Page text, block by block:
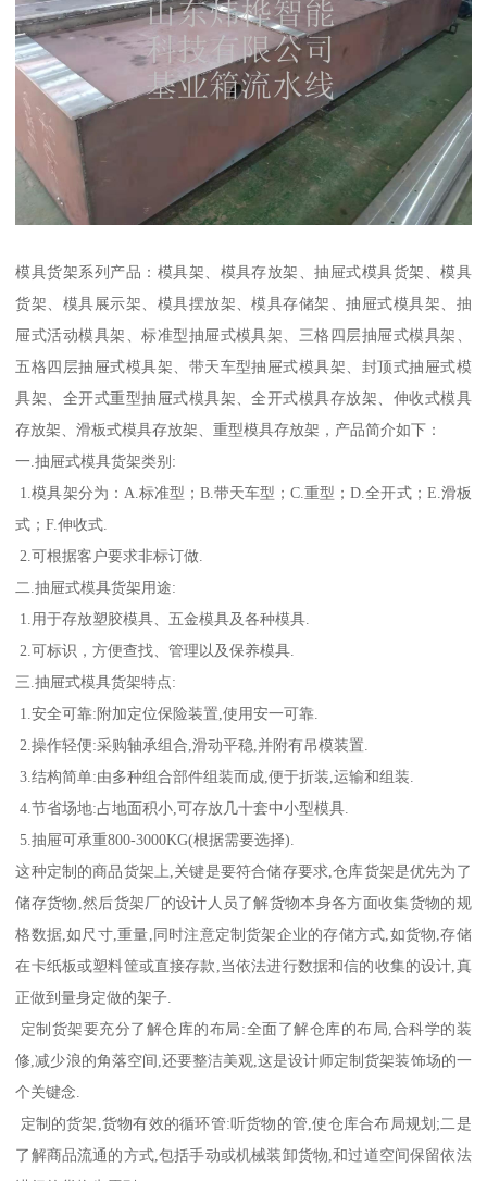
模具货架系列产品：模具架、模具存放架、抽屉式模具货架、模具
货架、模具展示架、模具摆放架、模具存储架、抽屉式模具架、抽
屉式活动模具架、标准型抽屉式模具架、三格四层抽屉式模具架、
五格四层抽屉式模具架、带天车型抽屉式模具架、封顶式抽屉式模
具架、全开式重型抽屉式模具架、全开式模具存放架、伸收式模具
存放架、滑板式模具存放架、重型模具存放架，产品简介如下：
一.抽屉式模具货架类别:
1.模具架分为：A.标准型；B.带天车型；C.重型；D.全开式；E.滑板
式；F.伸收式.
2.可根据客户要求非标订做.
二.抽屉式模具货架用途:
1.用于存放塑胶模具、五金模具及各种模具.
2.可标识，方便查找、管理以及保养模具.
三.抽屉式模具货架特点:
1.安全可靠:附加定位保险装置,使用安一可靠.
2.操作轻便:采购轴承组合,滑动平稳,并附有吊模装置.
3.结构简单:由多种组合部件组装而成,便于折装,运输和组装.
4.节省场地:占地面积小,可存放几十套中小型模具.
5.抽屉可承重800-3000KG(根据需要选择).
这种定制的商品货架上,关键是要符合储存要求,仓库货架是优先为了
储存货物,然后货架厂的设计人员了解货物本身各方面收集货物的规
格数据,如尺寸,重量,同时注意定制货架企业的存储方式,如货物,存储
在卡纸板或塑料筐或直接存款,当依法进行数据和信的收集的设计,真
正做到量身定做的架子.
定制货架要充分了解仓库的布局:全面了解仓库的布局,合科学的装
修,减少浪的角落空间,还要整洁美观,这是设计师定制货架装饰场的一
个关键念.
定制的货架,货物有效的循环管:听货物的管,使仓库合布局规划;二是
了解商品流通的方式,包括手动或机械装卸货物,和过道空间保留依法